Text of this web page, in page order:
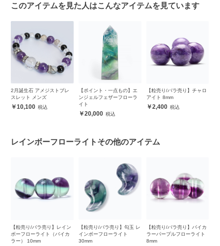
このアイテムを見た人はこんなアイテムを見ています
2月誕生石 アメジストブレ
スレット メンズ
10,100
【ポイント・一点もの】エ
ンジェルフェザーフローラ
イト
20,000
【粒売り/バラ売り】チャロ
アイト 8mm
2,400
レインボーフローライトその他のアイテム
【粒売り/バラ売り】レイン
ボーフローライト（バイカ
ラー） 10mm
【粒売り/バラ売り】勾玉 レ
インボーフローライト
30mm
【粒売り/バラ売り】バイカ
ラーパープルフローライト
8mm